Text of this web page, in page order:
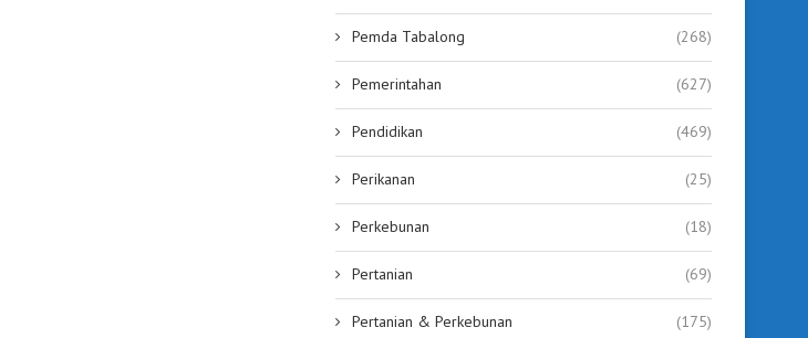
Pemda Tabalong (268)
Pemerintahan (627)
Pendidikan (469)
Perikanan (25)
Perkebunan (18)
Pertanian (69)
Pertanian & Perkebunan (175)